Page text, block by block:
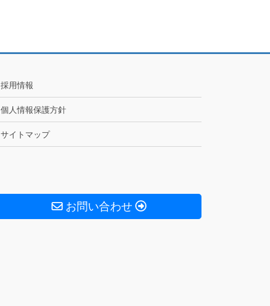
採用情報
個人情報保護方針
サイトマップ
お問い合わせ